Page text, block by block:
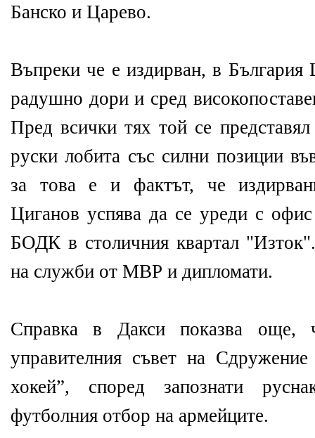
Банско и Царево.
Въпреки че е издирван, в
радушно дори и сред
Пред всички тях той се
руски лобита със силни позиции
за това е и фактът, че
Циганов успява да се уреди с
БОДК в столичния квартал
на служби от МВР и дипломати.
Справка в Дакси показва още,
управителния съвет на
хокей”, според запознати
футболния отбор на армейците.